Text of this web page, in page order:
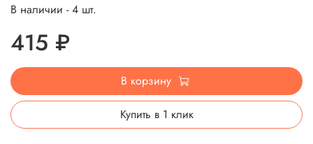
В наличии - 4 шт.
415 ₽
В корзину
Купить в 1 клик